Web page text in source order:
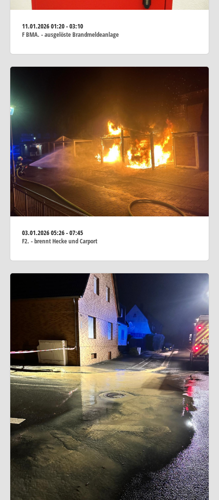
11.01.202601:20 - 03:10
F BMA. - ausgelöste Brandmeldeanlage
03.01.202605:26 - 07:45
F2. - brennt Hecke und Carport